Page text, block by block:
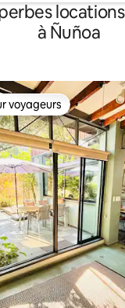
à Ñuñoa
parmi les plus
voyageurs